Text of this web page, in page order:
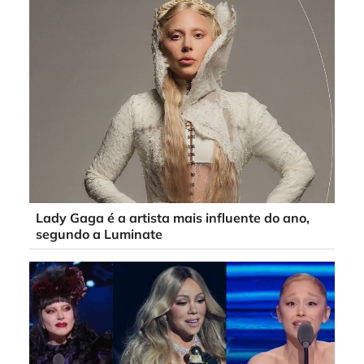
Lady Gaga é a artista mais influente do ano,
segundo a Luminate